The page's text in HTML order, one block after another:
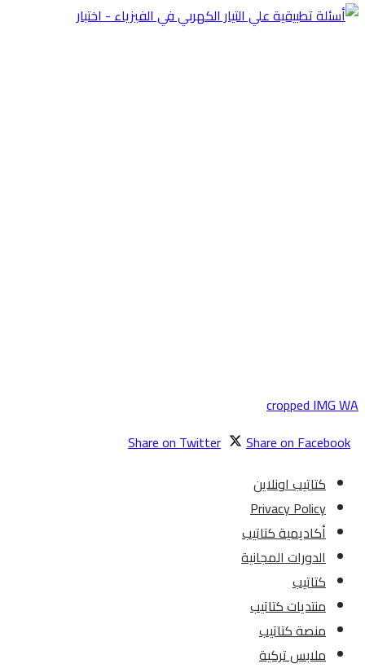
cropped IMG
Share on
Share on Twitter
كتاتيب اونلاين
Privacy Policy
أكاديمية كتاتيب
الدورات المجانية
كتاتيب
منتديات كتاتيب
منصة كتاتيب
ملابس تركية